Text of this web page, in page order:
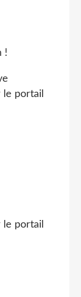
le portail
le portail